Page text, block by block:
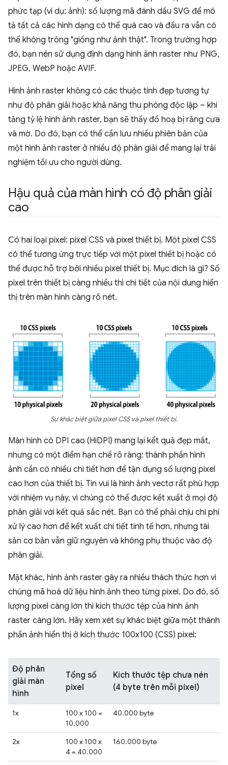
phức tạp (ví dụ: ảnh): số lượng mã đánh dấu SVG để mô
tả tất cả các hình dạng có thể quá cao và đầu ra vẫn có
thể không trông "giống như ảnh thật". Trong trường hợp
đó, bạn nên sử dụng định dạng hình ảnh raster như PNG,
JPEG, WebP hoặc AVIF.
Hình ảnh raster không có các thuộc tính đẹp tương tự
như độ phân giải hoặc khả năng thu phóng độc lập – khi
tăng tỷ lệ hình ảnh raster, bạn sẽ thấy đồ hoạ bị răng cưa
và mờ. Do đó, bạn có thể cần lưu nhiều phiên bản của
một hình ảnh raster ở nhiều độ phân giải để mang lại trải
nghiệm tối ưu cho người dùng.
Hậu quả của màn hình có độ phân giải
cao
Có hai loại pixel: pixel CSS và pixel thiết bị. Một pixel CSS
có thể tương ứng trực tiếp với một pixel thiết bị hoặc có
thể được hỗ trợ bởi nhiều pixel thiết bị. Mục đích là gì? Số
pixel trên thiết bị càng nhiều thì chi tiết của nội dung hiển
thị trên màn hình càng rõ nét.
Sự khác biệt giữa pixel CSS và pixel thiết bị.
Màn hình có DPI cao (HiDPI) mang lại kết quả đẹp mắt,
nhưng có một điểm hạn chế rõ ràng: thành phần hình
ảnh cần có nhiều chi tiết hơn để tận dụng số lượng pixel
cao hơn của thiết bị. Tin vui là hình ảnh vectơ rất phù hợp
với nhiệm vụ này, vì chúng có thể được kết xuất ở mọi độ
phân giải với kết quả sắc nét. Bạn có thể phải chịu chi phí
xử lý cao hơn để kết xuất chi tiết tinh tế hơn, nhưng tài
sản cơ bản vẫn giữ nguyên và không phụ thuộc vào độ
phân giải.
Mặt khác, hình ảnh raster gây ra nhiều thách thức hơn vì
chúng mã hoá dữ liệu hình ảnh theo từng pixel. Do đó, số
lượng pixel càng lớn thì kích thước tệp của hình ảnh
raster càng lớn. Hãy xem xét sự khác biệt giữa một thành
phần ảnh hiển thị ở kích thước 100x100 (CSS) pixel:
Độ phân
giải màn
hình
Tổng số
pixel
Kích thước tệp chưa nén
(4 byte trên mỗi pixel)
1x
100 x 100 =
10.000
40.000 byte
2x
100 x 100 x
4 = 40.000
160.000 byte